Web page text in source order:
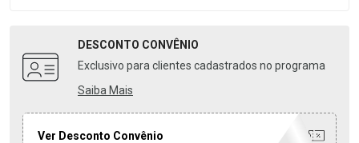
DESCONTO CONVÊNIO
Exclusivo para clientes cadastrados no programa
Saiba Mais
Ver Desconto Convênio